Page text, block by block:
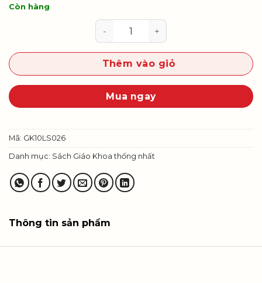
Còn hàng
Lịch sử 10 (Bộ SGK thống nhất)
Thêm vào giỏ
Mua ngay
Mã: GK10LS026
Danh mục: Sách Giáo Khoa thống nhất
Thông tin sản phẩm